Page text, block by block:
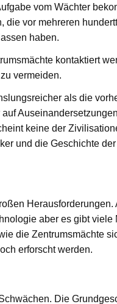
vom Wächter
die vor mehreren
haben.
kontaktiert
vermeiden.
als die
keine der
und die Geschichte
aber es gibt
die Zentrumsmächte
erforscht werden.
Die